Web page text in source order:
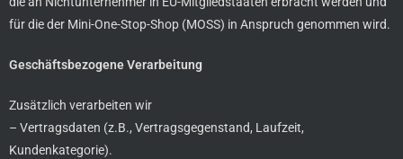
für die der Mini-One-Stop-Shop (MOSS) in Anspruch genommen wird.
Geschäftsbezogene Verarbeitung
Zusätzlich verarbeiten wir
– Vertragsdaten (z.B., Vertragsgegenstand, Laufzeit,
Kundenkategorie).